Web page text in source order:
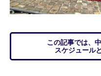
この記事では、
スケジュール